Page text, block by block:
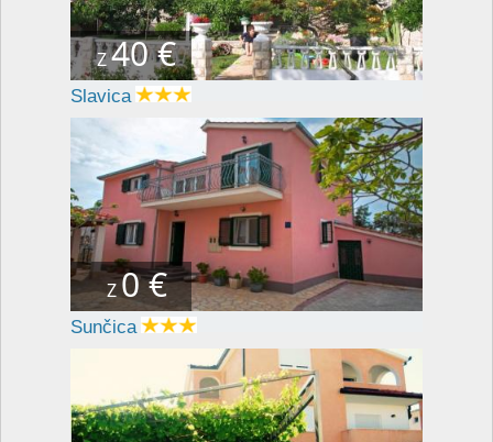
Z40 €
Slavica
Z0 €
Sunčica